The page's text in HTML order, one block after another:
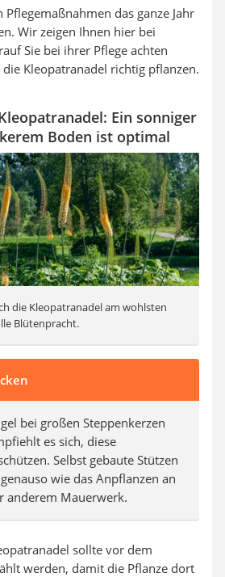
das ganze Jahr
Wir zeigen Ihnen hier bei
Sie bei ihrer Pflege achten
Kleopatranadel richtig pflanzen.
Ein sonniger
Boden ist optimal
die Kleopatranadel am wohlsten
Blütenpracht.
bei großen Steppenkerzen
es sich, diese
Selbst gebaute Stützen
wie das Anpflanzen an
anderem Mauerwerk.
sollte vor dem
werden, damit die Pflanze dort